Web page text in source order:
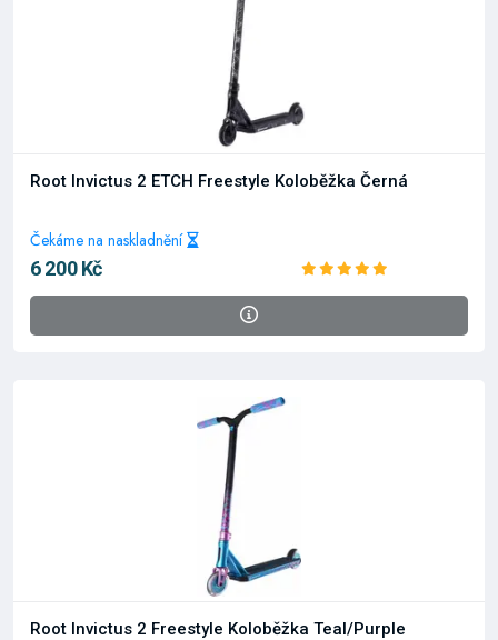
Root Invictus 2 ETCH Freestyle Koloběžka Černá
Čekáme na naskladnění
6 200 Kč
Root Invictus 2 Freestyle Koloběžka Teal/Purple